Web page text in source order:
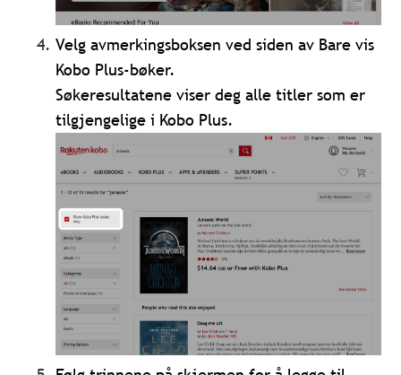
Velg avmerkingsboksen ved siden av Bare vis
Kobo Plus-bøker.
Søkeresultatene viser deg alle titler som er
tilgjengelige i Kobo Plus.